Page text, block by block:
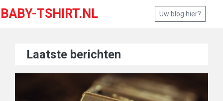
BABY-TSHIRT.NL Uw blog hier?
Laatste berichten